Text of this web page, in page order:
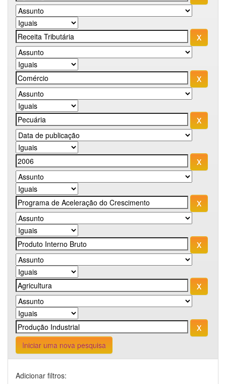
Iniciar uma nova pesquisa
Adicionar filtros: